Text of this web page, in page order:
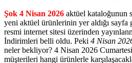
Şok 4 Nisan 2026 aktüel kataloğunun
yeni aktüel ürünlerinin yer aldığı
resmi internet sitesi üzerinden
İndirimleri belli oldu. Peki 4 Nisan
neler bekliyor? 4 Nisan 2026
müşterileri hangi ürünlerle